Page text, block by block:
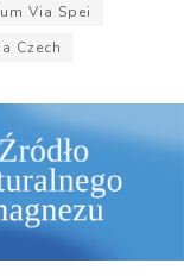
Via Spei
Czech